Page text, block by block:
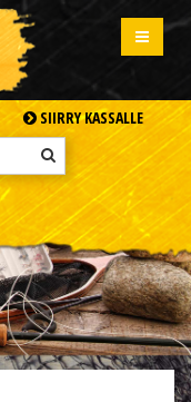
SIIRRY KASSALLE